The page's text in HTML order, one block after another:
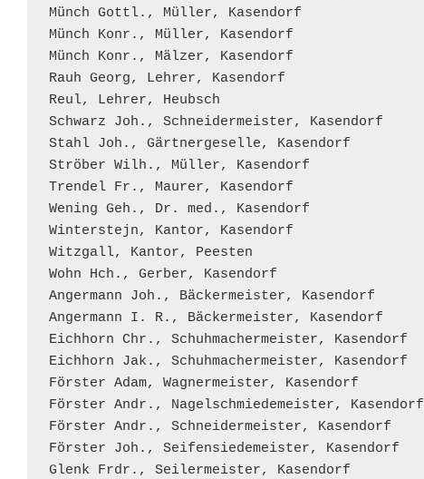
Münch Gottl., Müller, Kasendorf
Münch Konr., Müller, Kasendorf
Münch Konr., Mälzer, Kasendorf
Rauh Georg, Lehrer, Kasendorf
Reul, Lehrer, Heubsch
Schwarz Joh., Schneidermeister, Kasendorf
Stahl Joh., Gärtnergeselle, Kasendorf
Ströber Wilh., Müller, Kasendorf
Trendel Fr., Maurer, Kasendorf
Wening Geh., Dr. med., Kasendorf
Winterstejn, Kantor, Kasendorf
Witzgall, Kantor, Peesten
Wohn Hch., Gerber, Kasendorf
Angermann Joh., Bäckermeister, Kasendorf
Angermann I. R., Bäckermeister, Kasendorf
Eichhorn Chr., Schuhmachermeister, Kasendorf
Eichhorn Jak., Schuhmachermeister, Kasendorf
Förster Adam, Wagnermeister, Kasendorf
Förster Andr., Nagelschmiedemeister, Kasendorf
Förster Andr., Schneidermeister, Kasendorf
Förster Joh., Seifensiedemeister, Kasendorf
Glenk Frdr., Seilermeister, Kasendorf